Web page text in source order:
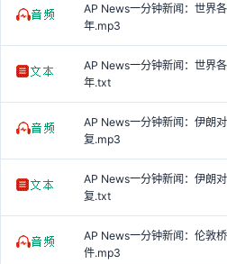
AP News一分钟新闻：世界
年.mp3
AP News一分钟新闻：世界
年.txt
AP News一分钟新闻：伊朗
复.mp3
AP News一分钟新闻：伊朗
复.txt
AP News一分钟新闻：伦敦
件.mp3